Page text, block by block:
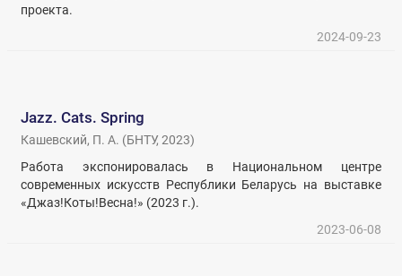
проекта.
2024-09-23
Jazz. Cats. Spring
Кашевский, П. А. (БНТУ,2023)
Работа экспонировалась в Национальном центре
современных искусств Республики Беларусь на выставке
«Джаз!Коты!Весна!» (2023 г.).
2023-06-08